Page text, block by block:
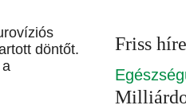
döntőt.
Friss